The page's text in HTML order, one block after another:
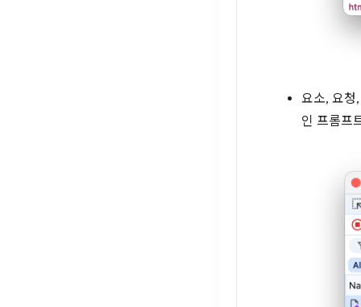
요소, 요청
인 프롬프